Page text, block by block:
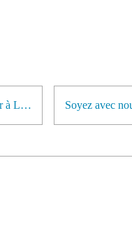
Soyez avec nous, le jour de l'aller à Lourdes